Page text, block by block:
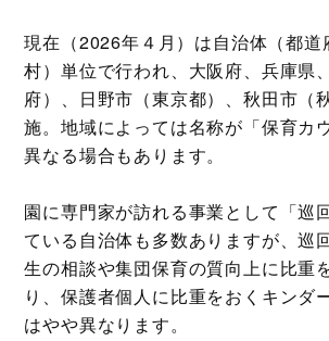
現在（2026年４月）は自治体（都道
村）単位で行われ、大阪府、兵庫県
府）、日野市（東京都）、秋田市（
施。地域によっては名称が「保育カ
異なる場合もあります。
園に専門家が訪れる事業として「巡
ている自治体も多数ありますが、巡
生の相談や集団保育の質向上に比重
り、保護者個人に比重をおくキンダ
はやや異なります。